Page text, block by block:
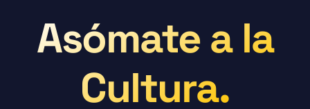
Asómate a la
Cultura.